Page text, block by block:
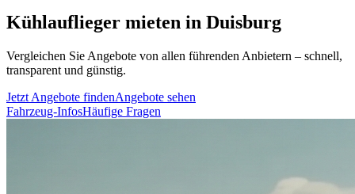
Kühlauflieger mieten in Duisburg
Vergleichen Sie Angebote von allen führenden Anbietern – schnell,
transparent und günstig.
Jetzt Angebote findenAngebote sehen
Fahrzeug-InfosHäufige Fragen